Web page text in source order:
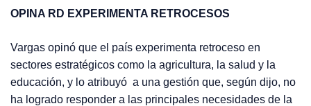
OPINA RD EXPERIMENTA RETROCESOS
Vargas opinó que el país experimenta retroceso en
sectores estratégicos como la agricultura, la salud y la
educación, y lo atribuyó a una gestión que, según dijo, no
ha logrado responder a las principales necesidades de la